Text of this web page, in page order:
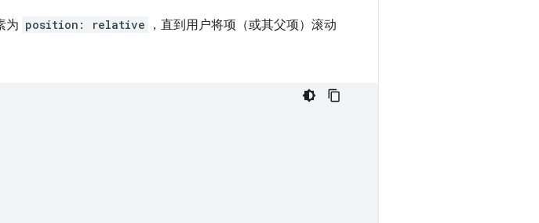
为 position: relative
，直到用户将项（或其父项）滚动